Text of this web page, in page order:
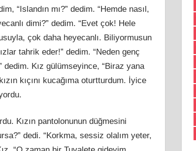
“Islandın mı?” dedim. “Hemde nasıl,
dimi?” dedim. “Evet çok! Hele
çok daha heyecanlı. Biliyormusun
tahrik eder!” dedim. “Neden genç
dedim. Kız gülümseyince, “Biraz yana
kıçını kucağıma oturtturdum. İyice
Kızın pantolonunun düğmesini
dedi. “Korkma, sessiz olalım yeter,